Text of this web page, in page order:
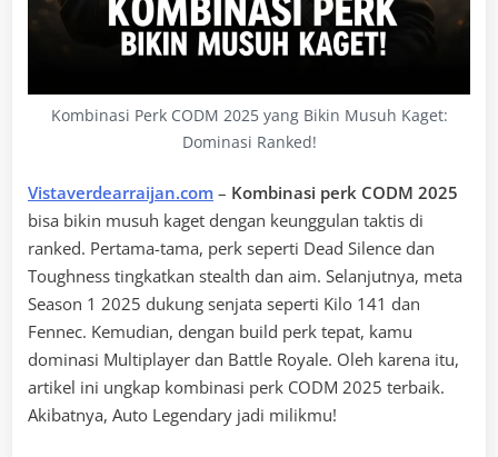
Kombinasi Perk CODM 2025 yang Bikin Musuh Kaget:
Dominasi Ranked!
Vistaverdearraijan.com – Kombinasi perk CODM 2025
bisa bikin musuh kaget dengan keunggulan taktis di
ranked. Pertama-tama, perk seperti Dead Silence dan
Toughness tingkatkan stealth dan aim. Selanjutnya, meta
Season 1 2025 dukung senjata seperti Kilo 141 dan
Fennec. Kemudian, dengan build perk tepat, kamu
dominasi Multiplayer dan Battle Royale. Oleh karena itu,
artikel ini ungkap kombinasi perk CODM 2025 terbaik.
Akibatnya, Auto Legendary jadi milikmu!